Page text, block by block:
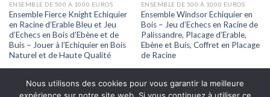
ENSEMBLE DE 500 À 1000 EUROS
Ensemble Fierce Knight Echiquier
en Racine d’Erable Bleu et Jeu
d’Echecs en Bois d’Ebène et de
Buis – Jouer à l’Echiquier en Bois
Naturel et de Haute Qualité
ENSEMBLE DE 500 À 1000 EUROS
Ensemble Windsor Echiquier en
Bois – Jeu d’Echecs en Racine de
Palissandre, Placage d’Erable,
Ebène et Buis, Coffret en Placage
de Racine
Nous utilisons des cookies pour vous garantir la meilleure